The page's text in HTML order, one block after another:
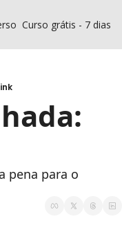
Curso grátis - 7 dias
pena para o